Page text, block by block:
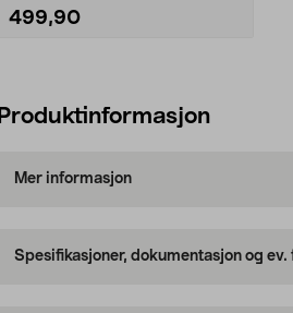
499,90
Produktinformasjon
Mer informasjon
Spesifikasjoner, dokumentasjon og